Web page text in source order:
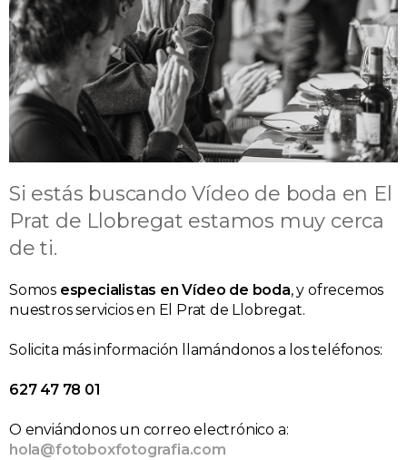
Si estás buscando Vídeo de boda en El
Prat de Llobregat estamos muy cerca
de ti.
Somos especialistas en Vídeo de boda, y ofrecemos
nuestros servicios en El Prat de Llobregat.
Solicita más información llamándonos a los teléfonos:
627 47 78 01
O enviándonos un correo electrónico a:
hola@fotoboxfotografia.com